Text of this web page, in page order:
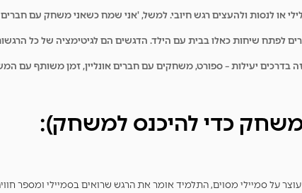
או לנסות ולהעצים רגש חיובי. למשל, 'אני שמח כשאני משחק עם חברים
לפתח שיחות כאלו בבית עם הילד. הדגשים הם לגיטימציה של כל
בדרכים יעילות – ספורט, משחקים עם חברים אונליין, זמן משותף עם
כדי להיכנס למשחק):
על סמיילי מסוים, התלמיד אומר את הרגש שרואים בסמיילי ומספר